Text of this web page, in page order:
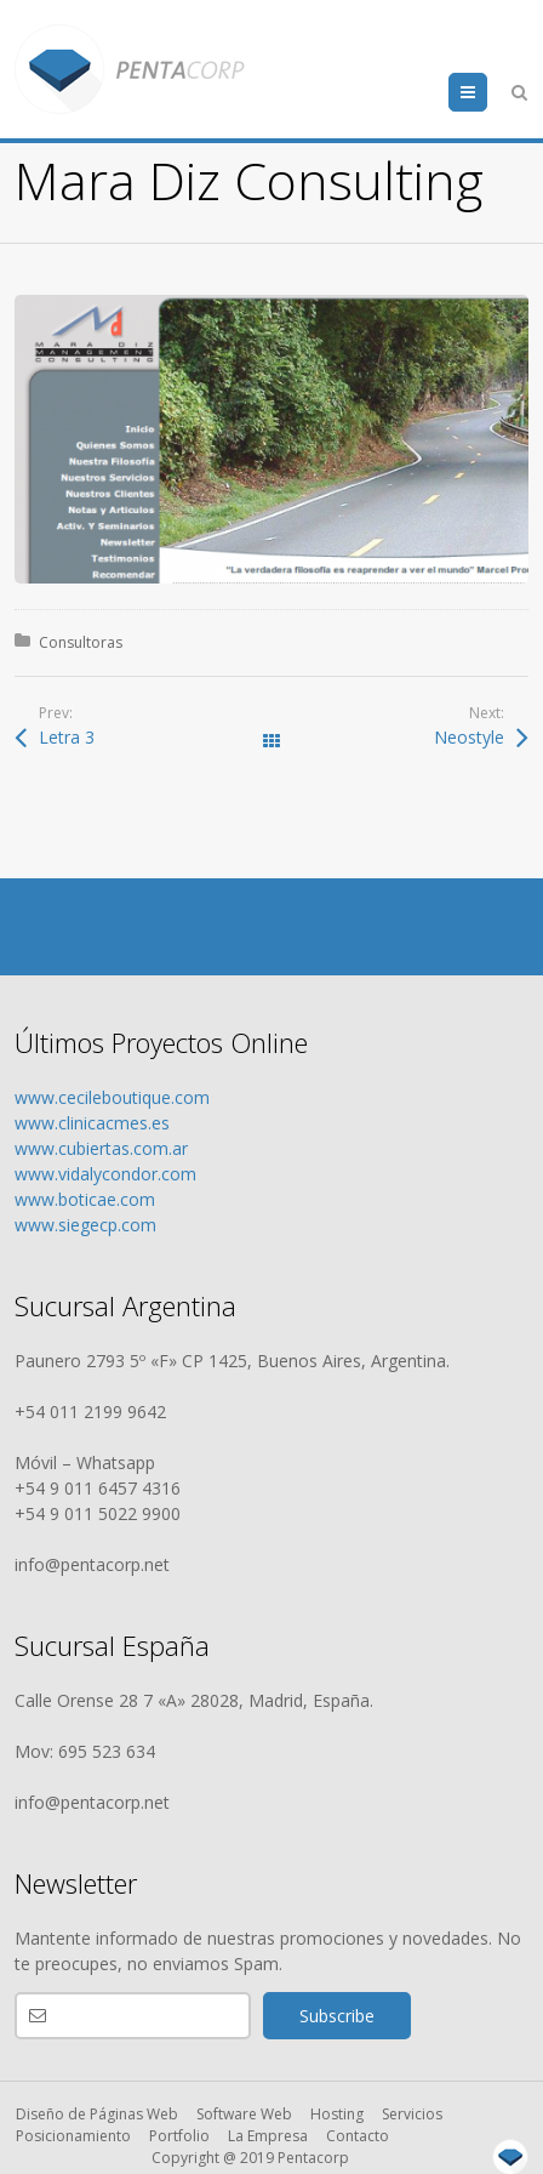
Menu
Mara Diz Consulting
Posted in:
Consultoras
Prev:
Letra 3
Next:
Neostyle
Últimos Proyectos Online
www.cecileboutique.com
www.clinicacmes.es
www.cubiertas.com.ar
www.vidalycondor.com
www.boticae.com
www.siegecp.com
Sucursal Argentina
Paunero 2793 5º «F» CP 1425, Buenos Aires, Argentina.
+54 011 2199 9642
Móvil – Whatsapp
+54 9 011 6457 4316
+54 9 011 5022 9900
info@pentacorp.net
Sucursal España
Calle Orense 28 7 «A» 28028, Madrid, España.
Mov: 695 523 634
info@pentacorp.net
Newsletter
Mantente informado de nuestras promociones y novedades. No
te preocupes, no enviamos Spam.
Diseño de Páginas Web Software Web Hosting
Servicios
Posicionamiento
Portfolio La Empresa
Contacto
Copyright @ 2019 Pentacorp